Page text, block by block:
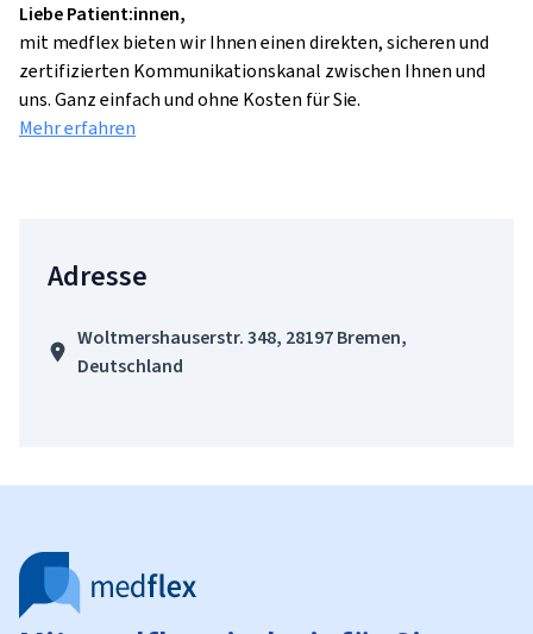
Liebe Patient:innen,
mit medflex bieten wir Ihnen einen direkten, sicheren und
zertifizierten Kommunikationskanal zwischen Ihnen und
uns. Ganz einfach und ohne Kosten für Sie.
Mehr erfahren
Adresse
Woltmershauserstr. 348, 28197 Bremen,
Deutschland